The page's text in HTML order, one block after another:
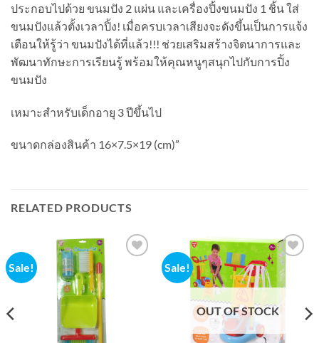
ประกอบไปด้วย ขนมปัง 2 แผ่น และเครื่องปิ้งขนมปัง 1 ชิ้น ใส่
ขนมปังแล้วตั้งเวลาปิ้ง! เมื่อครบเวลาเสียงจะดังขึ้นเป็นการแจ้ง
เตือนให้รู้ว่า ขนมปังได้ที่แล้ว!!! ช่วยเสริมสร้างจิตนาการและ
พัฒนาทักษะการเรียนรู้ พร้อมให้คุณหนูๆสนุกไปกับการปิ้ง
ขนมปัง
เหมาะสำหรับเด็กอายุ 3 ปีขึ้นไป
ขนาดกล่องสินค้า 16×7.5×19 (cm)”
RELATED PRODUCTS
Sale! Sale!
Add to
wishlist
OUT OF STOCK